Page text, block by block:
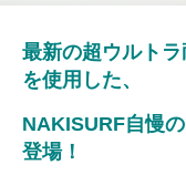
最新の超ウルトラ
を使用した、
NAKISURF自慢の
登場！